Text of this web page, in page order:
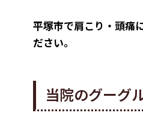
平塚市で肩こり・頭痛
ださい。
当院のグーグ